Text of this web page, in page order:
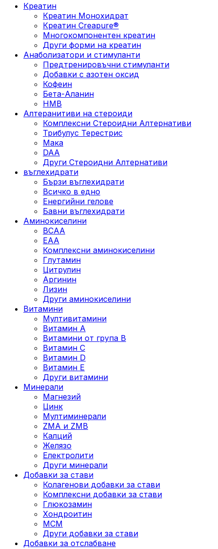
Креатин
Креатин Монохидрат
Креатин Creapure®
Многокомпонентен креатин
Други форми на креатин
Анаболизатори и стимуланти
Предтренировъчни стимуланти
Добавки с азотен оксид
Кофеин
Бета-Аланин
HMB
Алтеранитиви на стероиди
Комплексни Стероидни Алтернативи
Трибулус Терестрис
Maка
DAA
Други Стероидни Алтернативи
въглехидрати
Бързи въглехидрати
Всичко в едно
Енергийни гелове
Бавни въглехидрати
Аминокиселини
BCAA
EAA
Комплексни аминокиселини
Глутамин
Цитрулин
Аргинин
Лизин
Други аминокиселини
Витамини
Мултивитамини
Витамин А
Витамини от група B
Витамин C
Витамин D
Витамин E
Други витамини
Минерали
Магнезий
Цинк
Мултиминерали
ZMA и ZMB
Калций
Желязо
Електролити
Други минерали
Добавки за стави
Колагенови добавки за стави
Комплексни добавки за стави
Глюкозамин
Хондроитин
МСМ
Други добавки за стави
Добавки за отслабване